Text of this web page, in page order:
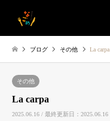
ブログ その他 La carpa
その他
La carpa
2025.06.16 / 最終更新日：2025.06.16